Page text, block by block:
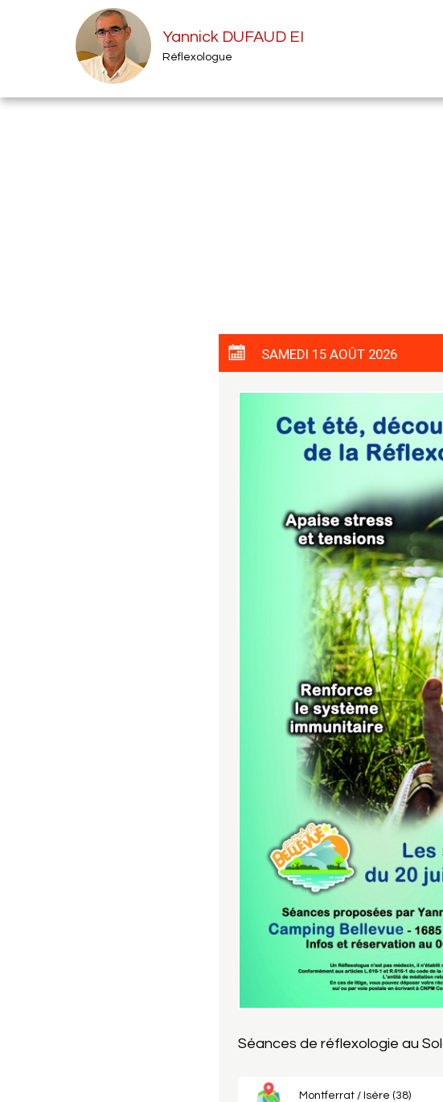
Yannick DUFAUD EI
Réflexologue
SAMEDI 15 AOÛT 2026
Séances de réflexologie au
Montferrat / Isère (38)